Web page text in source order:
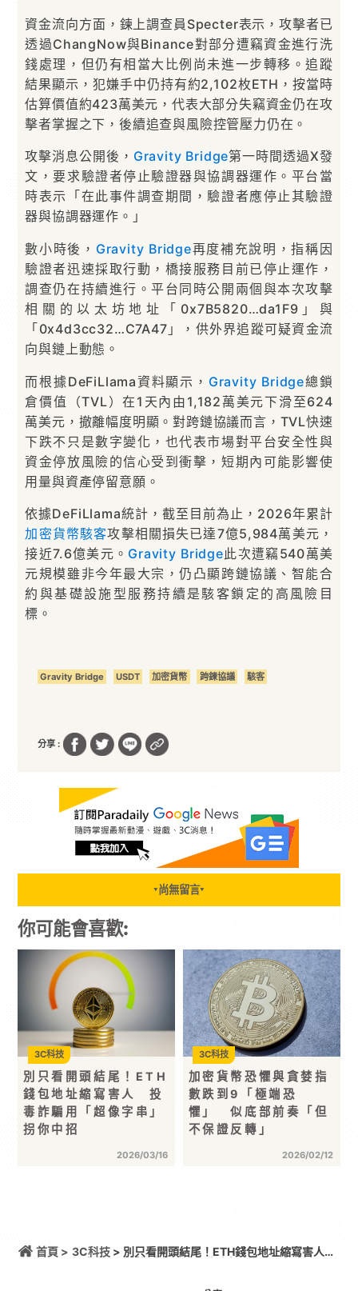
資金流向方面，鍊上調查員Specter表示，攻擊者已
透過ChangNow與Binance對部分遭竊資金進行洗
錢處理，但仍有相當大比例尚未進一步轉移。追蹤
結果顯示，犯嫌手中仍持有約2,102枚ETH，按當時
估算價值約423萬美元，代表大部分失竊資金仍在攻
擊者掌握之下，後續追查與風險控管壓力仍在。
攻擊消息公開後， Gravity Bridge第一時間透過X發
文，要求驗證者停止驗證器與協調器運作。平台當
時表示「在此事件調查期間，驗證者應停止其驗證
器與協調器運作。」
數小時後， Gravity Bridge再度補充說明，指稱因
驗證者迅速採取行動，橋接服務目前已停止運作，
調查仍在持續進行。平台同時公開兩個與本次攻擊
相關的以太坊地址「0x7B5820…da1F9」與
「0x4d3cc32…C7A47」，供外界追蹤可疑資金流
向與鏈上動態。
而根據DeFiLlama資料顯示， Gravity Bridge總鎖
倉價值（TVL）在1天內由1,182萬美元下滑至624
萬美元，撤離幅度明顯。對跨鏈協議而言，TVL快速
下跌不只是數字變化，也代表市場對平台安全性與
資金停放風險的信心受到衝擊，短期內可能影響使
用量與資產停留意願。
依據DeFiLlama統計，截至目前為止，2026年累計
加密貨幣駭客攻擊相關損失已達7億5,984萬美元，
接近7.6億美元。 Gravity Bridge此次遭竊540萬美
元規模雖非今年最大宗，仍凸顯跨鏈協議、智能合
約與基礎設施型服務持續是駭客鎖定的高風險目
標。
Gravity Bridge USDT 加密貨幣 跨鍊協議 駭客
分享 :
▼ 尚無留言▼
你可能會喜歡:
別只看開頭結尾！ETH
錢包地址縮寫害人 投
毒詐騙用「超像字串」
拐你中招
2026/03/16
3C科技
加密貨幣恐懼與貪婪指
數跌到9「極端恐
懼」 似底部前奏「但
不保證反轉」
2026/02/12
3C科技
首頁 > 3C科技> 別只看開頭結尾！ETH錢包地址縮寫害人